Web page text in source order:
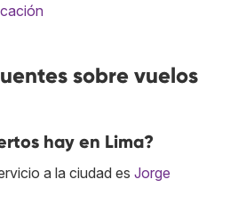
sobre vuelos
hay en Lima?
a la ciudad es Jorge